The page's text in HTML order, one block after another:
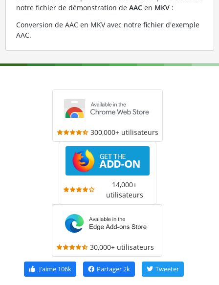
notre fichier de démonstration de AACen MKV:
Conversion de AAC en MKV avec notre fichier d'exemple
AAC.
300,000+ utilisateurs
14,000+
utilisateurs
30,000+ utilisateurs
J'aime106k Partager2k Tweeter